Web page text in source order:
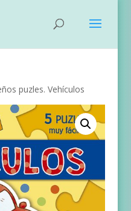
puzles. Vehículos